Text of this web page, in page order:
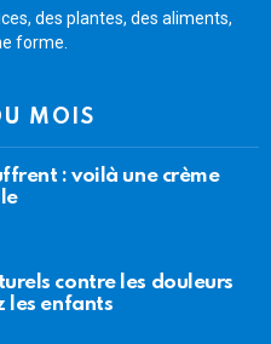
des plantes, des aliments,
forme.
MOIS
: voilà une crème
contre les douleurs
les enfants